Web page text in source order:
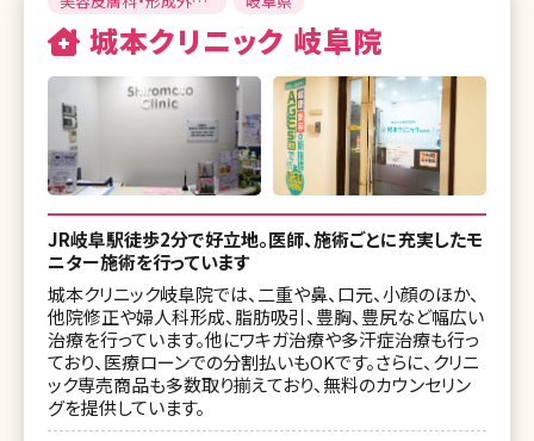
科・美容外科
城本クリニック 岐阜院
JR岐阜駅徒歩2分で好立地。医師、施術ごとに充実したモ
ニター施術を行っています
城本クリニック岐阜院では、二重や鼻、口元、小顔のほか、
他院修正や婦人科形成、脂肪吸引、豊胸、豊尻など幅広い
治療を行っています。他にワキガ治療や多汗症治療も行っ
ており、医療ローンでの分割払いもOKです。さらに、クリニ
ック専売商品も多数取り揃えており、無料のカウンセリン
グを提供しています。